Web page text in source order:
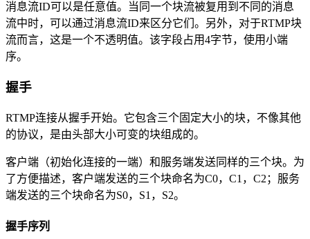
消息流ID可以是任意值。当同一个块流被复用到不同的消息
流中时，可以通过消息流ID来区分它们。另外，对于RTMP块
流而言，这是一个不透明值。该字段占用4字节，使用小端
序。
握手
RTMP连接从握手开始。它包含三个固定大小的块，不像其他
的协议，是由头部大小可变的块组成的。
客户端（初始化连接的一端）和服务端发送同样的三个块。为
了方便描述，客户端发送的三个块命名为C0，C1，C2；服务
端发送的三个块命名为S0，S1，S2。
握手序列